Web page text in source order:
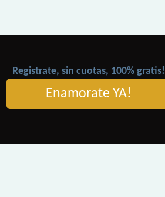
Registrate, sin cuotas, 100% gratis!
Enamorate YA!